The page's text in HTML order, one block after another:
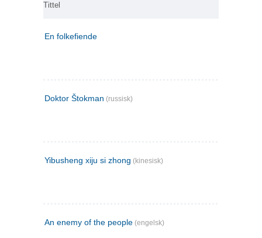
Tittel
En folkefiende
Doktor Štokman (russisk)
Yibusheng xiju si zhong (kinesisk)
An enemy of the people (engelsk)